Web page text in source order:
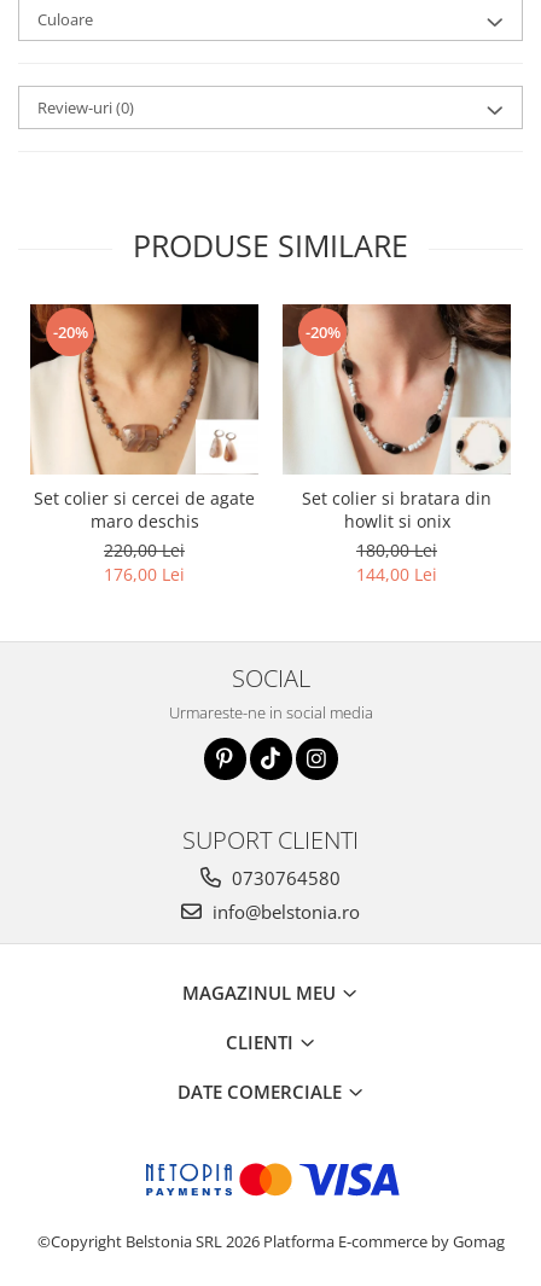
Culoare
Review-uri(0)
PRODUSE SIMILARE
-20%
Set colier si cercei de agate
maro deschis
220,00 Lei
176,00 Lei
-20%
Set colier si bratara din
howlit si onix
180,00 Lei
144,00 Lei
SOCIAL
Urmareste-ne in social media
SUPORT CLIENTI
0730764580
info@belstonia.ro
MAGAZINUL MEU
CLIENTI
DATE COMERCIALE
©Copyright Belstonia SRL 2026 Platforma E-commerce by Gomag